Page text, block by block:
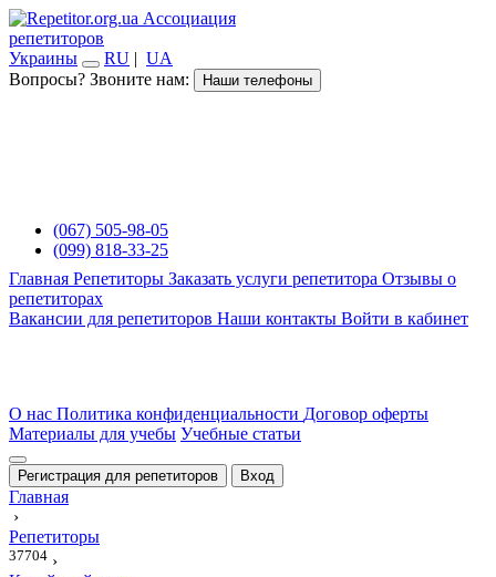
Ассоциация
репетиторов
Украины
RU | UA
Вопросы? Звоните нам:
Наши телефоны
(067) 505-98-05
(099) 818-33-25
Главная Репетиторы Заказать услуги репетитора Отзывы о
репетиторах
Вакансии для репетиторов Наши контакты Войти в кабинет
О нас Политика конфиденциальности Договор оферты
Материалы для учебы Учебные статьи
Регистрация для репетиторов Вход
Главная
›
Репетиторы
37704 ›